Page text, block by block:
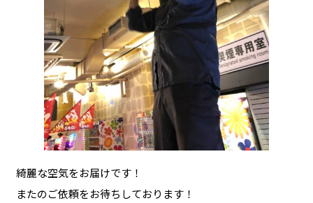
綺麗な空気をお届けです！
またのご依頼をお待ちしております！